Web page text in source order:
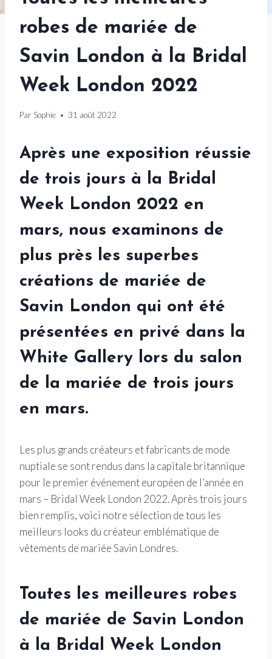
robes de mariée de
Savin London à la Bridal
Week London 2022
Par Sophie 31 août 2022
Après une exposition réussie
de trois jours à la Bridal
Week London 2022 en
mars, nous examinons de
plus près les superbes
créations de mariée de
Savin London qui ont été
présentées en privé dans la
White Gallery lors du salon
de la mariée de trois jours
en mars.
Les plus grands créateurs et fabricants de mode
nuptiale se sont rendus dans la capitale britannique
pour le premier événement européen de l’année en
mars – Bridal Week London 2022. Après trois jours
bien remplis, voici notre sélection de tous les
meilleurs looks du créateur emblématique de
vêtements de mariée Savin Londres.
Toutes les meilleures robes
de mariée de Savin London
à la Bridal Week London